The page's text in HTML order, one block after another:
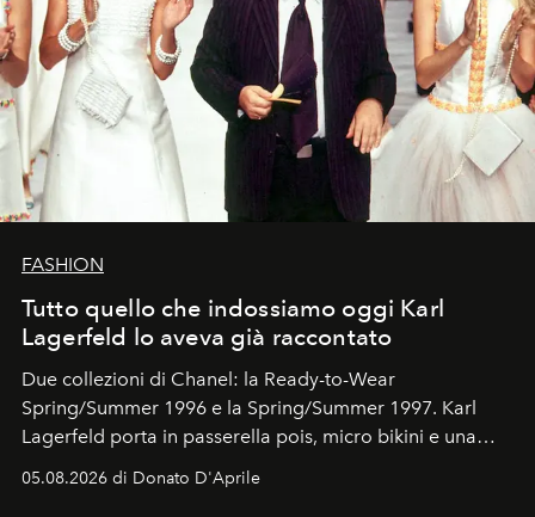
FASHION
Tutto quello che indossiamo oggi Karl
Lagerfeld lo aveva già raccontato
Due collezioni di Chanel: la Ready-to-Wear
Spring/Summer 1996 e la Spring/Summer 1997. Karl
Lagerfeld porta in passerella pois, micro bikini e una
logomania pensata per la spiaggia
Kate, Claudia e Carla una dietro l'altra. Trent'anni dopo,
05.08.2026 di Donato D'Aprile